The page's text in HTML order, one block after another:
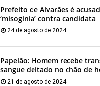
Prefeito de Alvarães é
‘misoginia’ contra candidata
24 de agosto de 2024
Papelão: Homem recebe
sangue deitado no chão de
21 de agosto de 2024